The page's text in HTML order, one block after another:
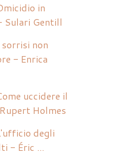
in
Sulari Gentill
sorrisi non
- Enrica
uccidere il
Holmes
degli
- Éric ...